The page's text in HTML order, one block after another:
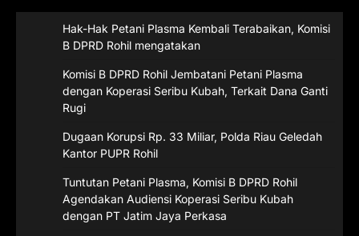
Hak-Hak Petani Plasma Kembali Terabaikan, Komisi
B DPRD Rohil mengatakan
Komisi B DPRD Rohil Jembatani Petani Plasma
dengan Koperasi Seribu Kubah, Terkait Dana Ganti
Rugi
Dugaan Korupsi Rp. 33 Miliar, Polda Riau Geledah
Kantor PUPR Rohil
Tuntutan Petani Plasma, Komisi B DPRD Rohil
Agendakan Audiensi Koperasi Seribu Kubah
dengan PT Jatim Jaya Perkasa